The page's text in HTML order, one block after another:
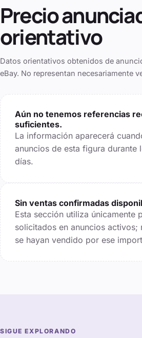
Precio
orientativo
Datos orientativos obtenidos de
eBay. No representan necesariamente
Aún no tenemos referencias
suficientes.
La información aparecerá
anuncios de esta figura durante
días.
Sin ventas confirmadas
Esta sección utiliza únicamente
solicitados en anuncios activos;
se hayan vendido por ese
SIGUE EXPLORANDO